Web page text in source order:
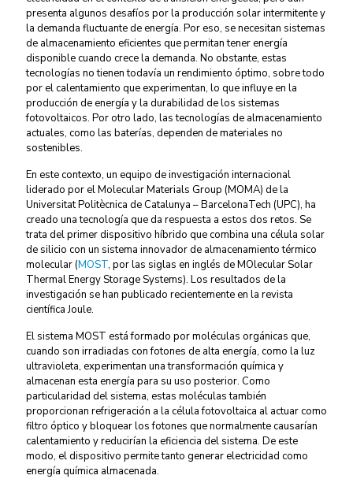
presenta algunos desafíos por la producción solar intermitente y
la demanda fluctuante de energía. Por eso, se necesitan sistemas
de almacenamiento eficientes que permitan tener energía
disponible cuando crece la demanda. No obstante, estas
tecnologías no tienen todavía un rendimiento óptimo, sobre todo
por el calentamiento que experimentan, lo que influye en la
producción de energía y la durabilidad de los sistemas
fotovoltaicos. Por otro lado, las tecnologías de almacenamiento
actuales, como las baterías, dependen de materiales no
sostenibles.
En este contexto, un equipo de investigación internacional
liderado por el Molecular Materials Group (MOMA) de la
Universitat Politècnica de Catalunya – BarcelonaTech (UPC), ha
creado una tecnología que da respuesta a estos dos retos. Se
trata del primer dispositivo híbrido que combina una célula solar
de silicio con un sistema innovador de almacenamiento térmico
molecular(MOST, por las siglas en inglés de MOlecular Solar
Thermal Energy Storage Systems). Los resultados de la
investigación se han publicado recientemente en la revista
científica Joule.
El sistema MOST está formado por moléculas orgánicas que,
cuando son irradiadas con fotones de alta energía, como la luz
ultravioleta, experimentan una transformación química y
almacenan esta energía para su uso posterior. Como
particularidad del sistema, estas moléculas también
proporcionan refrigeración a la célula fotovoltaica al actuar como
filtro óptico y bloquear los fotones que normalmente causarían
calentamiento y reducirían la eficiencia del sistema. De este
modo, el dispositivo permite tanto generar electricidad como
energía química almacenada.